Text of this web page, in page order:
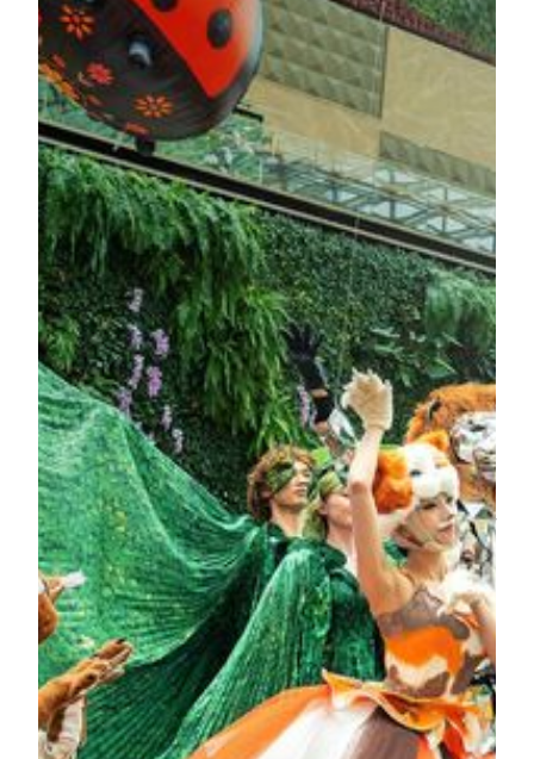
POLY MGM MUSEUMに足を踏み入れれば、そこは単
なる歴史を見学する場所ではありません。栄華を極め
た唐王朝の世界に身を置いて、まるでその時代を生き
ているかのような体験が広がります。
もっと読みます
メカニカル・フリッピング・マト
リクス キネティックアート・イン
スタレーション
本インスタレーションの原型は、常設公演「Macau
2049」に由来します。約1年をかけてデザインと改良
を重ね、この“獅子”は、中国古代の玉やエジプト彫
刻、ピクセルアートなど、世界各地の文化要素を取り
入れて表現されています。本作品は3,988個の「金レ
ンガ」ピクセルで構成され、高度な制御システムとデ
ータプログラミングによって、ピクセルが機械的に反
転動作を実現しています。
もっと読みます
Garden Wonderland at Spectacle